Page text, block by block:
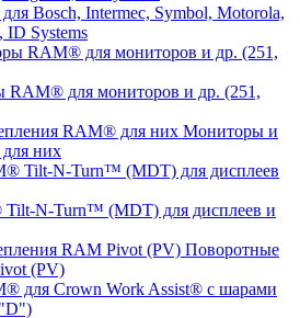
Bosch, Intermec, Symbol, Motorola,
ID Systems
RAM® для мониторов и др. (251,
Мониторы и
них
N-Turn™ (MDT) для дисплеев и
Поворотные
(PV)